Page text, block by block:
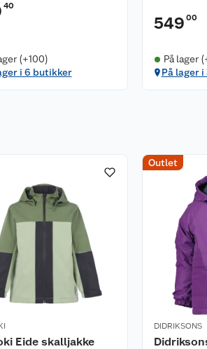
40
(+100)
i 6 butikker
549 00
På lager
På lager
Eide skalljakke
Outlet
DIDRIKSONS